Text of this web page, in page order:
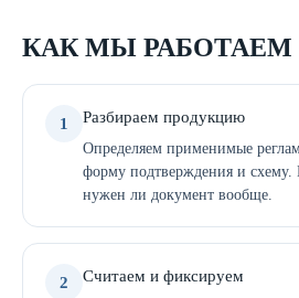
КАК МЫ РАБОТАЕМ
1 Разбираем продукцию
Определяем применимые
форму подтверждения и схему.
нужен ли документ вообще.
2 Считаем и фиксируем